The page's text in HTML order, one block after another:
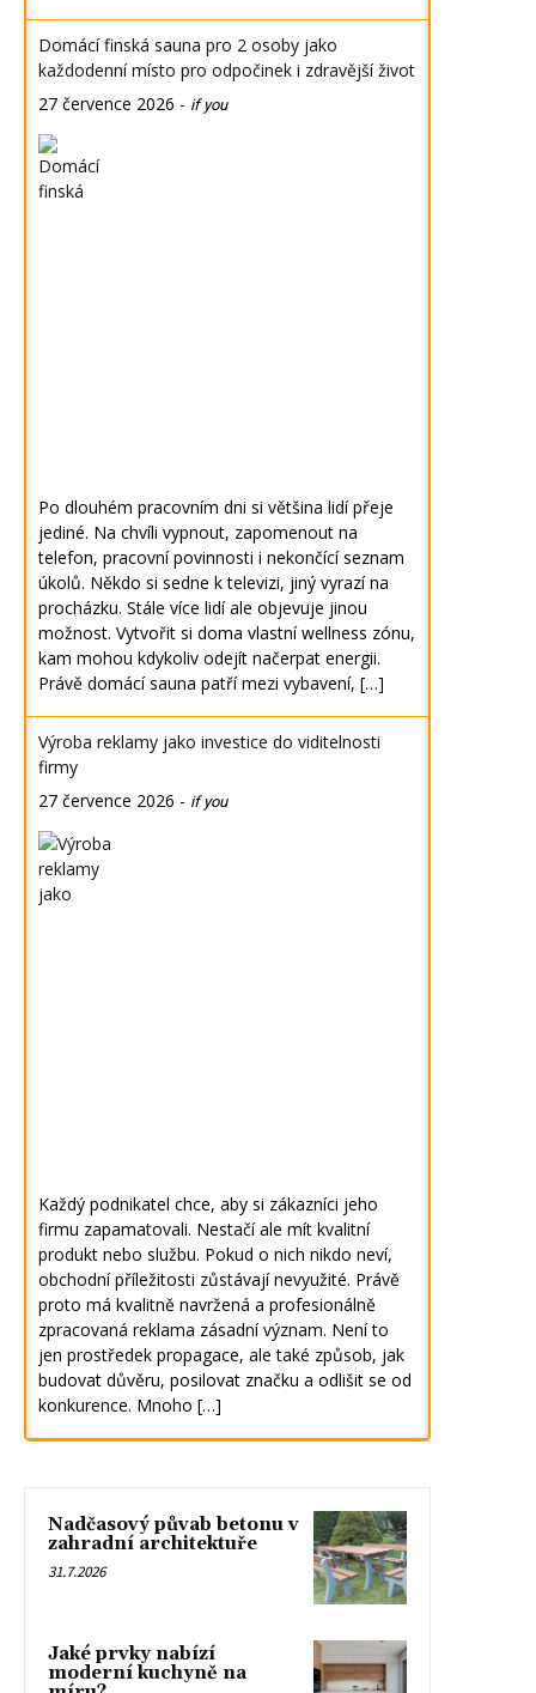
Domácí finská sauna pro 2 osoby jako
každodenní místo pro odpočinek i zdravější život
27 července 2026 - if you
Po dlouhém pracovním dni si většina lidí přeje
jediné. Na chvíli vypnout, zapomenout na
telefon, pracovní povinnosti i nekončící seznam
úkolů. Někdo si sedne k televizi, jiný vyrazí na
procházku. Stále více lidí ale objevuje jinou
možnost. Vytvořit si doma vlastní wellness zónu,
kam mohou kdykoliv odejít načerpat energii.
Právě domácí sauna patří mezi vybavení, […]
Výroba reklamy jako investice do viditelnosti
firmy
27 července 2026 - if you
Každý podnikatel chce, aby si zákazníci jeho
firmu zapamatovali. Nestačí ale mít kvalitní
produkt nebo službu. Pokud o nich nikdo neví,
obchodní příležitosti zůstávají nevyužité. Právě
proto má kvalitně navržená a profesionálně
zpracovaná reklama zásadní význam. Není to
jen prostředek propagace, ale také způsob, jak
budovat důvěru, posilovat značku a odlišit se od
konkurence. Mnoho […]
Nadčasový půvab betonu v
zahradní architektuře
31.7.2026
Jaké prvky nabízí
moderní kuchyně na